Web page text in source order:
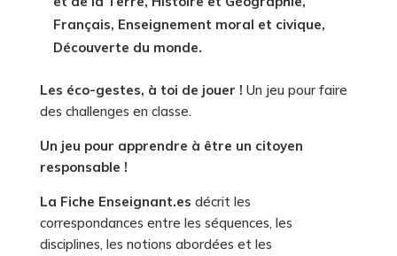
Français, Enseignement moral et civique,
Découverte du monde.
Les éco-gestes, à toi de jouer ! Un jeu pour faire
des challenges en classe.
Un jeu pour apprendre à être un citoyen
responsable !
La Fiche Enseignant.es décrit les
correspondances entre les séquences, les
disciplines, les notions abordées et les